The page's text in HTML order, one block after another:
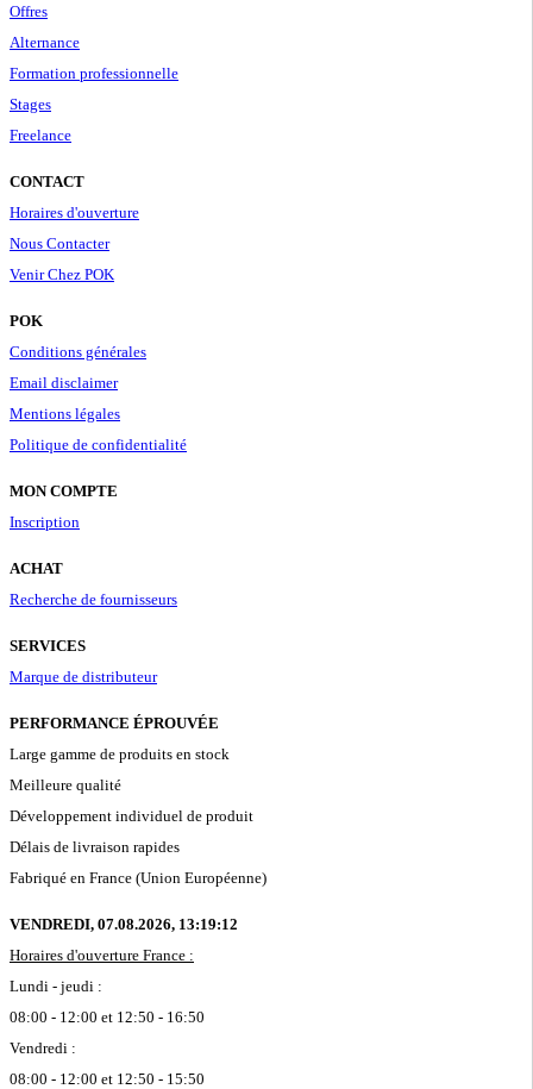
Offres
Alternance
Formation professionnelle
Stages
Freelance
CONTACT
Horaires d'ouverture
Nous Contacter
Venir Chez POK
POK
Conditions générales
Email disclaimer
Mentions légales
Politique de confidentialité
MON COMPTE
Inscription
ACHAT
Recherche de fournisseurs
SERVICES
Marque de distributeur
PERFORMANCE ÉPROUVÉE
Large gamme de produits en stock
Meilleure qualité
Développement individuel de produit
Délais de livraison rapides
Fabriqué en France (Union Européenne)
VENDREDI, 07.08.2026, 13:19:12
Horaires d'ouverture France :
Lundi - jeudi :
08:00 - 12:00 et 12:50 - 16:50
Vendredi :
08:00 - 12:00 et 12:50 - 15:50